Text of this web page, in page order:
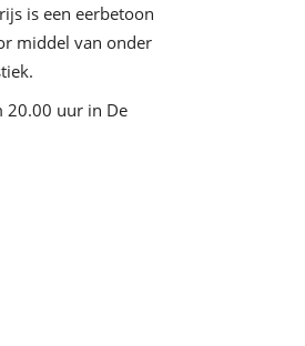
is een eerbetoon
middel van onder
20.00 uur in De